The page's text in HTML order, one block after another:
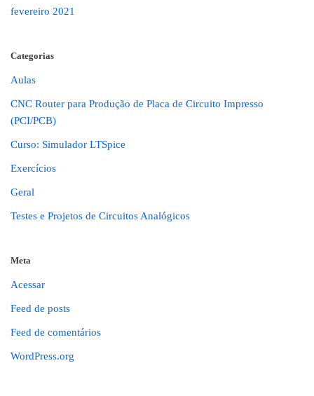
fevereiro 2021
Categorias
Aulas
CNC Router para Produção de Placa de Circuito Impresso
(PCI/PCB)
Curso: Simulador LTSpice
Exercícios
Geral
Testes e Projetos de Circuitos Analógicos
Meta
Acessar
Feed de posts
Feed de comentários
WordPress.org